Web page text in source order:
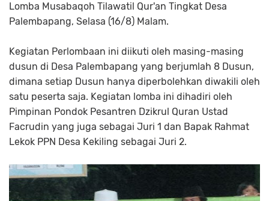
Lomba Musabaqoh Tilawatil Qur'an Tingkat Desa
Palembapang, Selasa (16/8) Malam.
Kegiatan Perlombaan ini diikuti oleh masing-masing
dusun di Desa Palembapang yang berjumlah 8 Dusun,
dimana setiap Dusun hanya diperbolehkan diwakili oleh
satu peserta saja. Kegiatan lomba ini dihadiri oleh
Pimpinan Pondok Pesantren Dzikrul Quran Ustad
Facrudin yang juga sebagai Juri 1 dan Bapak Rahmat
Lekok PPN Desa Kekiling sebagai Juri 2.